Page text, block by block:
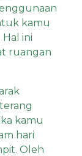
kamu
ini
ruangan
kamu
hari
Oleh